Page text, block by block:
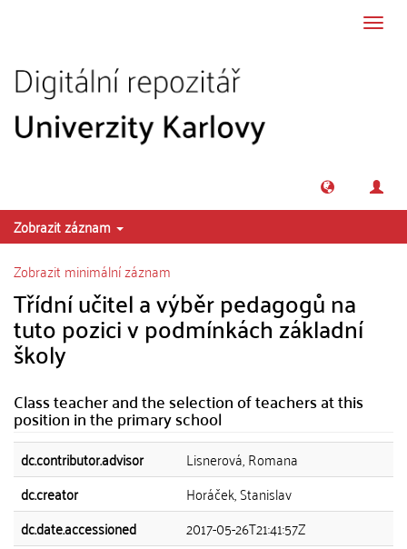
Zobrazit záznam
Zobrazit minimální záznam
Třídní učitel a výběr pedagogů na
tuto pozici v podmínkách základní
školy
Class teacher and the selection of teachers at this
position in the primary school
dc.contributor.advisor
Lisnerová, Romana
dc.creator
Horáček, Stanislav
dc.date.accessioned
2017-05-26T21:41:57Z